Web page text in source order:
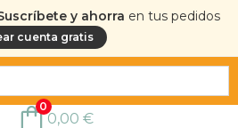
y ahorra en tus pedidos
cuenta gratis
0
0,00 €